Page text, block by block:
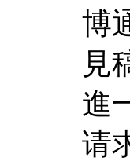
博
見
進
请